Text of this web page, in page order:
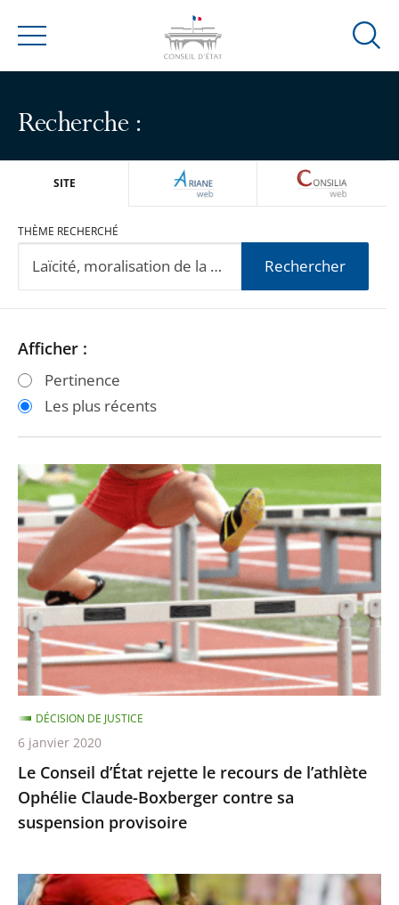
Menu
Ouvrir
Recherche :
SITE ARIANEWEB
THÈME RECHERCHÉ
Rechercher
Passer
les
filtres
après
Passer
les
filtres
avant
Afficher :
Pertinence
Les plus récents
Le
Conseil
d’État
rejette
le
recours
de
l’athlète
Ophélie
Claude-
Boxberger
contre
sa
suspension
provisoire
Le Conseil d’État rejette le recours de l’athlète
Ophélie Claude-Boxberger contre sa
suspension provisoire
DÉCISION DE JUSTICE
6 janvier 2020
BFM